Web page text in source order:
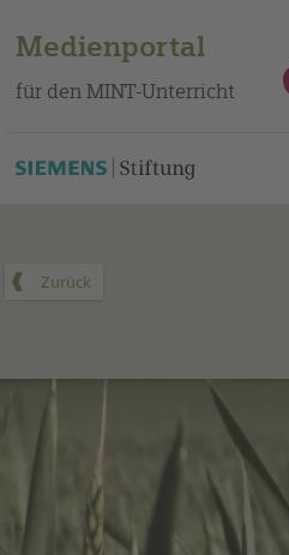
Medienportal
für den MINT-Unterricht
Über das Portal
Fortbildungen
Dieses Medium finden Sie auf